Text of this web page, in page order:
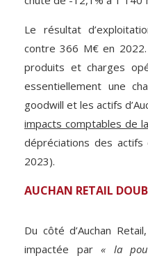
Le résultat
contre 366 M€ en
produits et charges
essentiellement une
goodwill et les actifs
impacts comptables de
dépréciations des
2023).
AUCHAN RETAIL
Du côté d’Auchan
impactée par « la